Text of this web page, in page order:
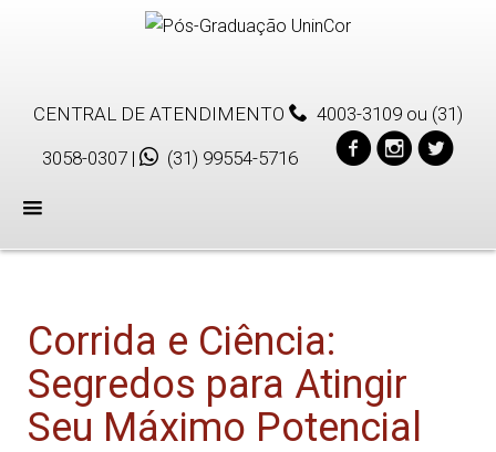
CENTRAL DE ATENDIMENTO 4003-3109 ou (31)
3058-0307 | (31) 99554-5716
Menu
Corrida e Ciência:
Segredos para Atingir
Seu Máximo Potencial